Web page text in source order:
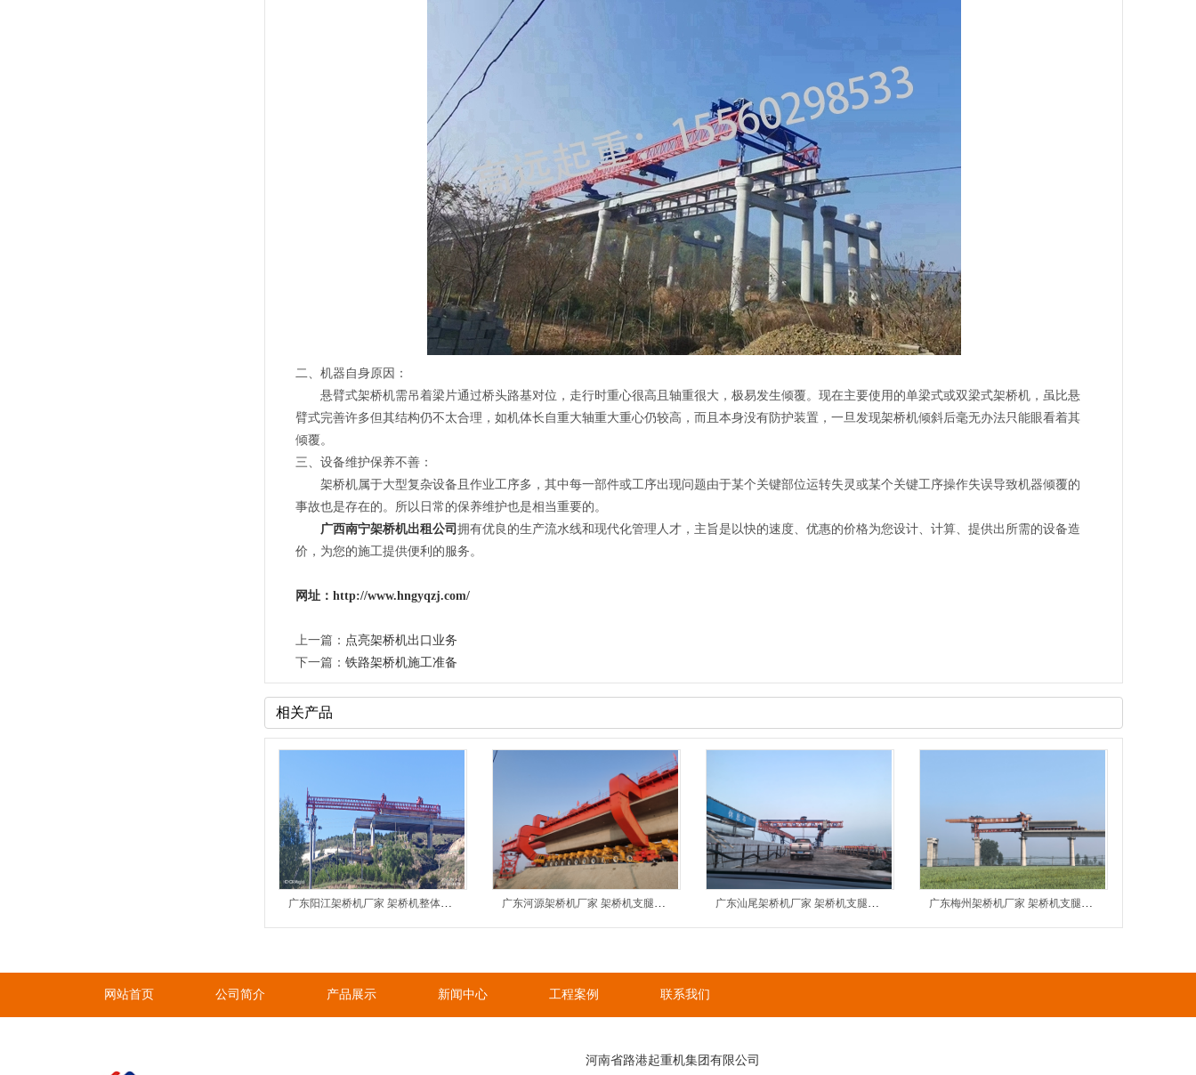
二、机器自身原因：
悬臂式架桥机需吊着梁片通过桥头路基对位，走行时重心很高且轴重很大，极易发生倾覆。现在主要使用的单梁式或双梁式架桥机，虽比悬
臂式完善许多但其结构仍不太合理，如机体长自重大轴重大重心仍较高，而且本身没有防护装置，一旦发现架桥机倾斜后毫无办法只能眼看着其
倾覆。
三、设备维护保养不善：
架桥机属于大型复杂设备且作业工序多，其中每一部件或工序出现问题由于某个关键部位运转失灵或某个关键工序操作失误导致机器倾覆的
事故也是存在的。所以日常的保养维护也是相当重要的。
广西南宁架桥机出租公司 拥有优良的生产流水线和现代化管理人才，主旨是以快的速度、优惠的价格为您设计、计算、提供出所需的设备造
价，为您的施工提供便利的服务。
网址：http://www.hngyqzj.com/
上一篇： 点亮架桥机出口业务
下一篇： 铁路架桥机施工准备
相关产品
广东阳江架桥机厂家 架桥机整体螺栓松动的诱因与安全管控 广东河源架桥机厂家 架桥机支腿底座接地不稳的成因与处置 广东汕尾架桥机厂家 架桥机支腿销轴磨损与变形隐患管控 广东梅州架桥机厂家 架桥机支腿螺栓松动隐患及运维对策
网站首页 公司简介 产品展示 新闻中心 工程案例 联系我们
河南省路港起重机集团有限公司